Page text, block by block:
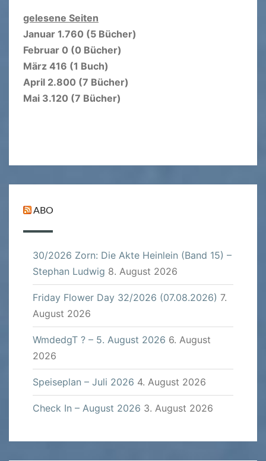
gelesene Seiten
Januar 1.760 (5 Bücher)
Februar 0 (0 Bücher)
März 416 (1 Buch)
April 2.800 (7 Bücher)
Mai 3.120 (7 Bücher)
ABO
30/2026 Zorn: Die Akte Heinlein (Band 15) –
Stephan Ludwig 8. August 2026
Friday Flower Day 32/2026 (07.08.2026) 7.
August 2026
WmdedgT ? – 5. August 2026 6. August
2026
Speiseplan – Juli 2026 4. August 2026
Check In – August 2026 3. August 2026